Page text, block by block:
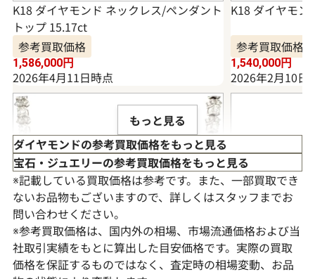
K18 ダイヤモンド ネックレス/ペンダント
トップ 15.17ct
参考買取価格
1,586,000円
2026年4月11日時点
K18 ダイヤモン
参考買取価格
1,540,000円
2026年2月10日
もっと見る
ダイヤモンドの参考買取価格をもっと見る
宝石・ジュエリーの参考買取価格をもっと見る
※記載している買取価格は参考です。また、一部買取でき
ないお品物もございますので、詳しくはスタッフまでお
問い合わせください。
※参考買取価格は、国内外の相場、市場流通価格および当
社取引実績をもとに算出した目安価格です。実際の買取
価格を保証するものではなく、査定時の相場変動、お品